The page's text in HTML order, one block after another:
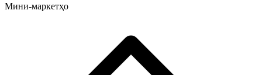
Мини-маркетҳо